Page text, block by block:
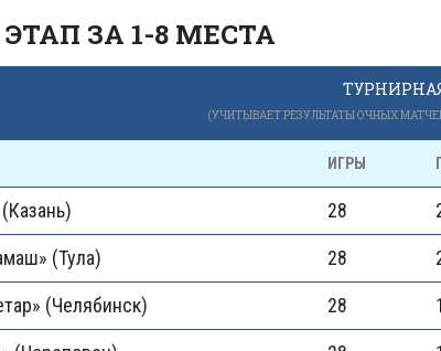
ЗА 1-8 МЕСТА
(УЧИТЫВАЕТ РЕЗУЛЬТАТЫ ОЧНЫХ
ИГРЫ
28
(Тула) 28
(Челябинск) 28